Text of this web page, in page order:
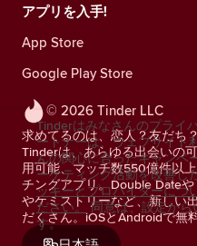
© 2026 Tinder LLC
求めてるのは、恋人？友だち
Tinderは、あらゆる出会いの
用可能、マッチ数550億件以
チングアプリ。Double Date
やケミストリーなど、新しい
だくさん。iOSとAndroidで無
アプリを入手!
App Store
Google Play Store
Tinderはみなさんのプライ
ートナーは、ウェブサイト
んの関心に合ったキャンペ
ーケティング活動を改善し
ッキーとプロバイダーにつ
ださい。 同意は、設定か
す。